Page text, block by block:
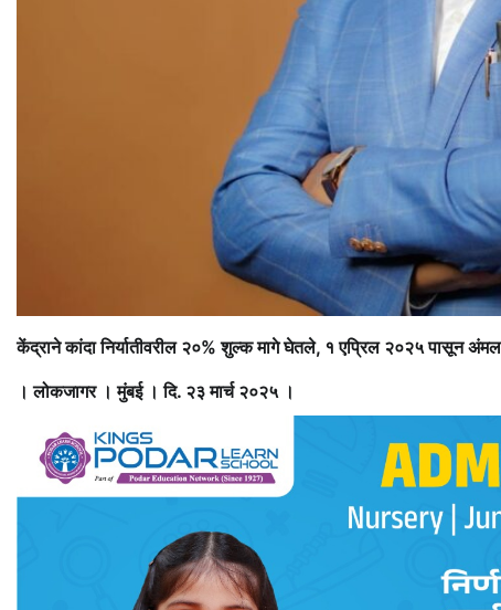
केंद्राने कांदा निर्यातीवरील २०% शुल्क मागे घेतले, १ एप्रिल २०२५ पासून
। लोकजागर । मुंबई । दि. २३ मार्च २०२५ ।